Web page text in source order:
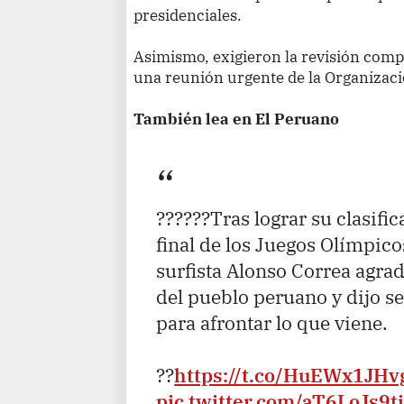
presidenciales.
Asimismo, exigieron la revisión
una reunión urgente de la
También lea en El Peruano
??????Tras lograr su
final de los Juegos
surfista Alonso Correa
del pueblo peruano y dijo
para afrontar lo que viene.
??https://t.co/